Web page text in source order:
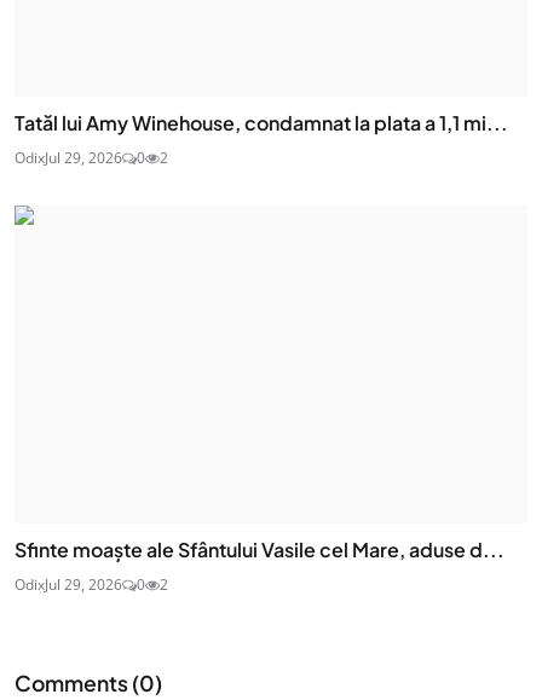
Tatăl lui Amy Winehouse, condamnat la plata a 1,1 mi...
OdixJul 29, 2026 0 2
Sfinte moaşte ale Sfântului Vasile cel Mare, aduse d...
OdixJul 29, 2026 0 2
Comments (0)